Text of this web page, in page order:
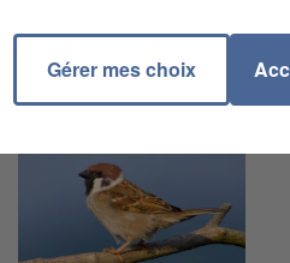
Gérer mes choix